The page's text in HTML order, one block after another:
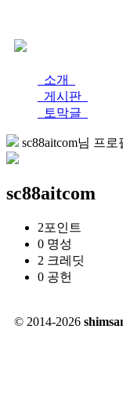
소개
게시판
토막글
sc88aitcom님 프로
sc88aitcom
2포인트
0 명성
2 크레딧
0 공헌
© 2014-2026